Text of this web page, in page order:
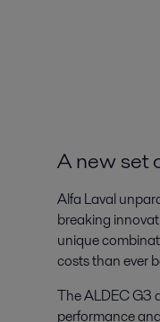
A new set
Alfa Laval
breaking
unique
costs than ever
The ALDEC G3
performance